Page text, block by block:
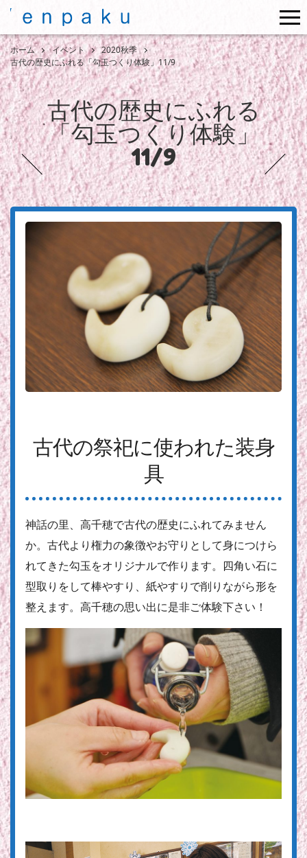
ホーム イベント
2020秋季
古代の歴史にふれる「勾玉つくり体験」11/9
古代の歴史にふれる
「勾玉つくり体験」
11/9
古代の祭祀に使われた装身
具
神話の里、高千穂で古代の歴史にふれてみません
か。古代より権力の象徴やお守りとして身につけら
れてきた勾玉をオリジナルで作ります。四角い石に
型取りをして棒やすり、紙やすりで削りながら形を
整えます。高千穂の思い出に是非ご体験下さい！